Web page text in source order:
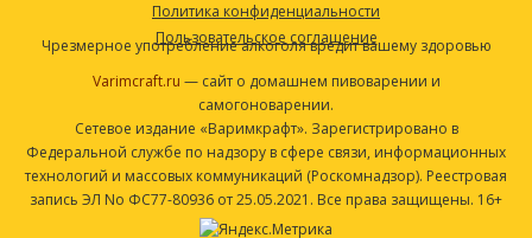
Политика конфиденциальности
Пользовательское соглашение
Чрезмерное употребление алкоголя вредит вашему здоровью
Varimcraft.ru — сайт о домашнем пивоварении и
самогоноварении.
Сетевое издание «Варимкрафт». Зарегистрировано в
Федеральной службе по надзору в сфере связи, информационных
технологий и массовых коммуникаций (Роскомнадзор). Реестровая
запись ЭЛ No ФС77-80936 от 25.05.2021. Все права защищены. 16+